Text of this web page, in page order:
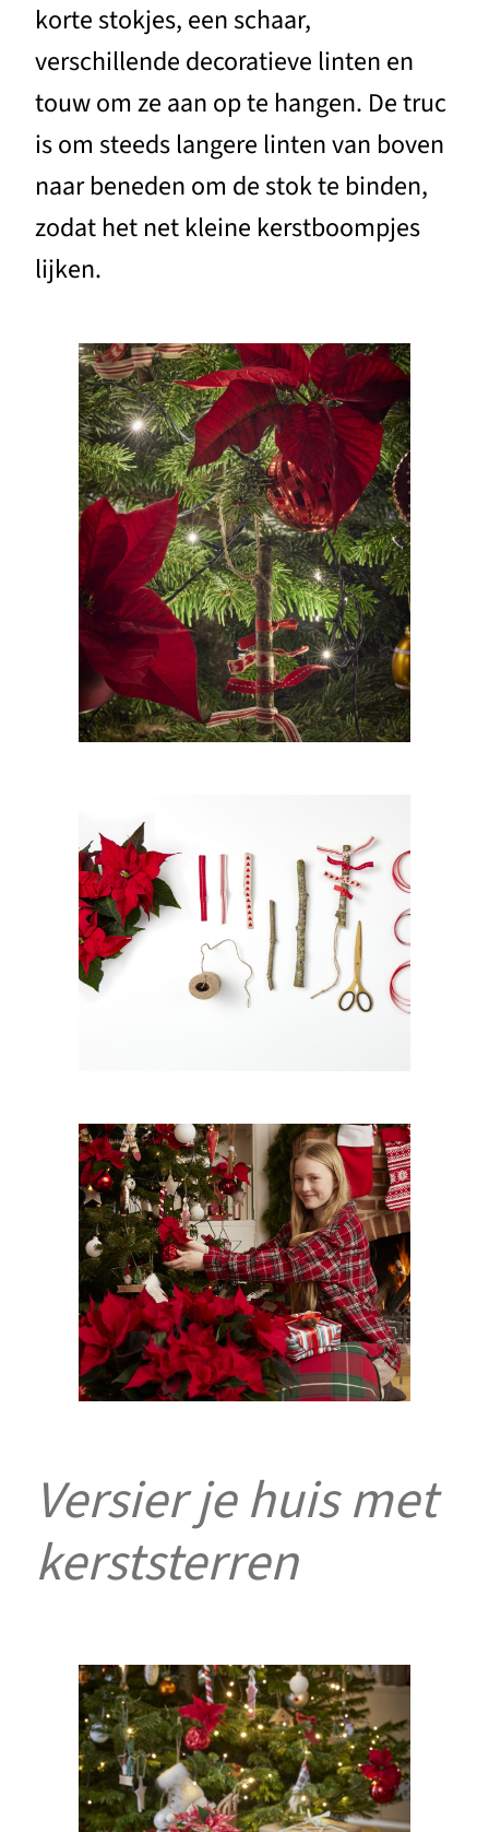
korte stokjes, een schaar,
verschillende decoratieve linten en
touw om ze aan op te hangen. De truc
is om steeds langere linten van boven
naar beneden om de stok te binden,
zodat het net kleine kerstboompjes
lijken.
Versier je huis met
kerststerren